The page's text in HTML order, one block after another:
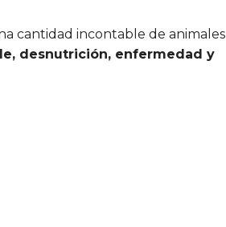
cantidad incontable de animales
desnutrición, enfermedad y